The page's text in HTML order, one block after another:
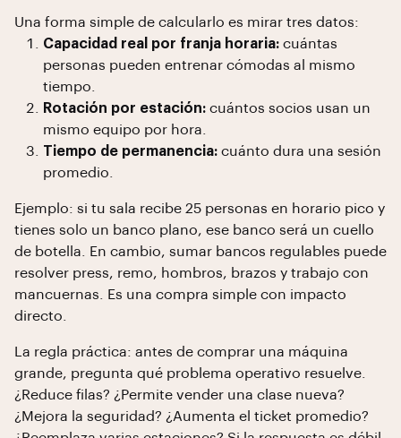
Una forma simple de calcularlo es mirar tres datos:
Capacidad real por franja horaria: cuántas
personas pueden entrenar cómodas al mismo
tiempo.
Rotación por estación: cuántos socios usan un
mismo equipo por hora.
Tiempo de permanencia: cuánto dura una sesión
promedio.
Ejemplo: si tu sala recibe 25 personas en horario pico y
tienes solo un banco plano, ese banco será un cuello
de botella. En cambio, sumar bancos regulables puede
resolver press, remo, hombros, brazos y trabajo con
mancuernas. Es una compra simple con impacto
directo.
La regla práctica: antes de comprar una máquina
grande, pregunta qué problema operativo resuelve.
¿Reduce filas? ¿Permite vender una clase nueva?
¿Mejora la seguridad? ¿Aumenta el ticket promedio?